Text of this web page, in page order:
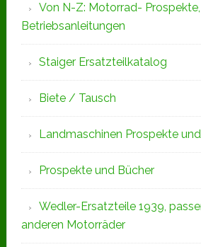
Von N-Z: Motorrad-
Betriebsanleitungen
Staiger Ersatzteilkatalog
Biete / Tausch
Landmaschinen Prospekte
Prospekte und Bücher
Wedler-Ersatzteile 1939,
anderen Motorräder